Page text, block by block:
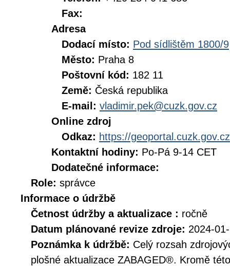
Fax:
Adresa
Dodací místo: Pod sídlištěm 1800/9
Město: Praha 8
Poštovní kód: 182 11
Země: Česká republika
E-mail: vladimir.pek@cuzk.gov.cz
Online zdroj
Odkaz: https://geoportal.cuzk.gov.cz
Kontaktní hodiny: Po-Pá 9-14 CET
Dodatečné informace:
Role: správce
Informace o údržbě
Četnost údržby a aktualizace : ročně
Datum plánované revize zdroje: 2024-
Poznámka k údržbě: Celý rozsah
plošné aktualizace ZABAGED®. Kromě